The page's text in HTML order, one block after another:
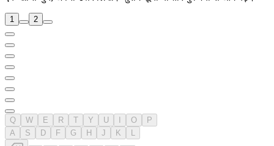
1 2
Q W E R T Y U O
P
A
S D F G H J K